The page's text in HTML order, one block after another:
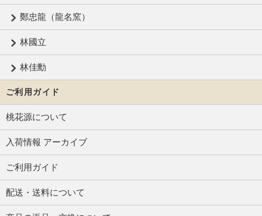
鄭忠龍（龍名窯）
林國立
林佳勳
ご利用ガイド
桃花源について
入荷情報 アーカイブ
ご利用ガイド
配送・送料について